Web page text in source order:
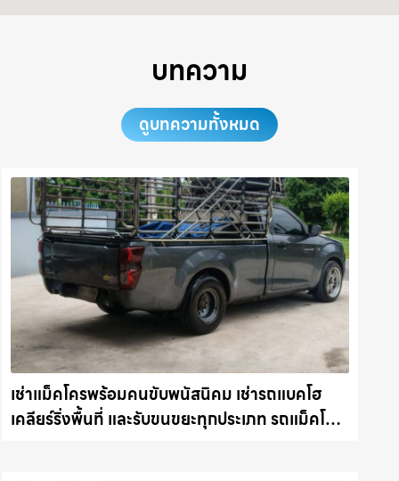
บทความ
ดูบทความทั้งหมด
เช่าแม็คโครพร้อมคนขับพนัสนิคม เช่ารถแบคโฮ
เคลียร์ริ่งพื้นที่ และรับขนขยะทุกประเภท รถแม็คโคร